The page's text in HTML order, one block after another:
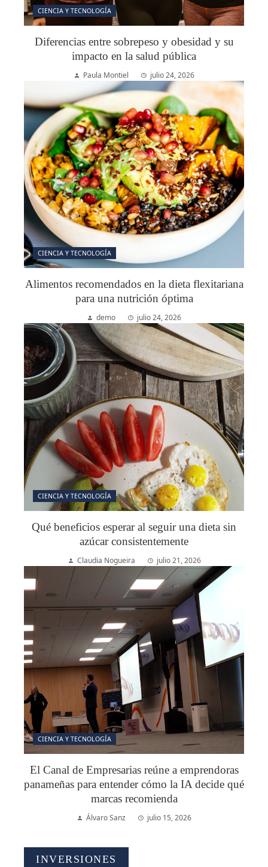
CIENCIA Y TECNOLOGÍA
Diferencias entre sobrepeso y obesidad y su
impacto en la salud pública
Paula Montiel julio 24, 2026
CIENCIA Y TECNOLOGÍA
Alimentos recomendados en la dieta flexitariana
para una nutrición óptima
demo julio 24, 2026
CIENCIA Y TECNOLOGÍA
Qué beneficios esperar al seguir una dieta sin
azúcar consistentemente
Claudia Nogueira julio 21, 2026
CIENCIA Y TECNOLOGÍA
El Canal de Empresarias reúne a emprendoras
panameñas para entender cómo la IA decide qué
marcas recomienda
Álvaro Sanz julio 15, 2026
INVERSIONES